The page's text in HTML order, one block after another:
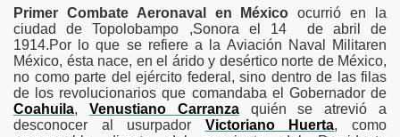
Primer Combate Aeronaval en México ocurrió en la
ciudad de Topolobampo ,Sonora el 14 de abril de
1914.Por lo que se refiere a la Aviación Naval Militaren
México, ésta nace, en el árido y desértico norte de México,
no como parte del ejército federal, sino dentro de las filas
de los revolucionarios que comandaba el Gobernador de
Coahuila, Venustiano Carranzaquién se atrevió a
desconocer al usurpador Victoriano Huerta, como